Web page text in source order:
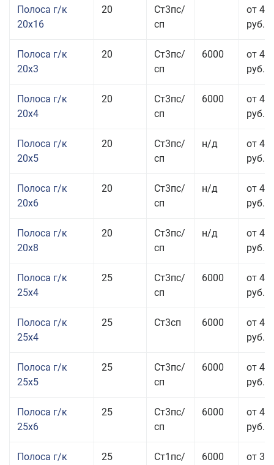
Полоса г/к
20x16
20
Ст3пс/
сп
от 48
руб.
Полоса г/к
20x3
20
Ст3пс/
сп
6000
от 47
руб.
Полоса г/к
20x4
20
Ст3пс/
сп
6000
от 44
руб.
Полоса г/к
20x5
20
Ст3пс/
сп
н/д
от 43
руб.
Полоса г/к
20x6
20
Ст3пс/
сп
н/д
от 45
руб.
Полоса г/к
20x8
20
Ст3пс/
сп
н/д
от 45
руб.
Полоса г/к
25x4
25
Ст3пс/
сп
6000
от 43
руб.
Полоса г/к
25x4
25 Ст3сп 6000
от 43
руб.
Полоса г/к
25x5
25
Ст3пс/
сп
6000
от 42
руб.
Полоса г/к
25x6
25
Ст3пс/
сп
6000
от 44
руб.
Полоса г/к
25
Ст1пс/
6000
от 35